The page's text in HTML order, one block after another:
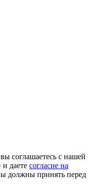
соглашаетесь с нашей
и даете согласие на
должны принять перед